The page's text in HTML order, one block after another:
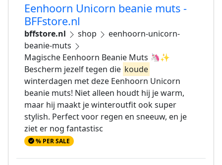
Eenhoorn Unicorn beanie muts -
BFFstore.nl
bffstore.nl shop
eenhoorn-unicorn-
beanie-muts
Magische Eenhoorn Beanie Muts 🦄✨
Bescherm jezelf tegen die koude
winterdagen met deze Eenhoorn Unicorn
beanie muts! Niet alleen houdt hij je warm,
maar hij maakt je winteroutfit ook super
stylish. Perfect voor regen en sneeuw, en je
ziet er nog fantastisc
% PER SALE